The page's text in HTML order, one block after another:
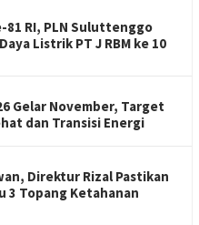
81 RI, PLN Suluttenggo
Listrik PT J RBM ke 10
Gelar November, Target
dan Transisi Energi
Direktur Rizal Pastikan
3 Topang Ketahanan